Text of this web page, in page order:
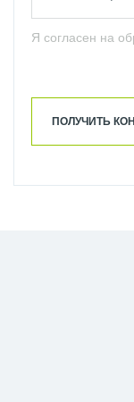
Я согласен на
ПОЛУЧИТЬ